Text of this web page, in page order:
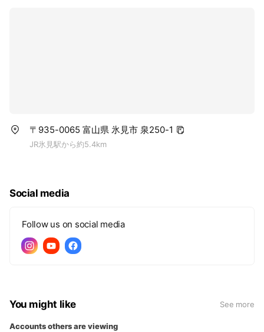
〒935-0065 富山県 氷見市 泉250-1
JR氷見駅から約5.4km
Social media
Follow us on social media
You might like See more
Accounts others are viewing